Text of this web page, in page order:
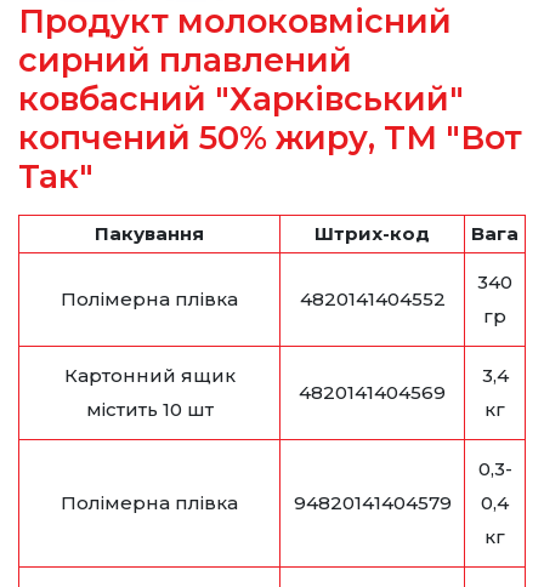
Продукт молоковмісний
сирний плавлений
ковбасний "Харківський"
копчений 50% жиру, ТМ "Вот
Так"
Пакування Штрих-код Вага
Полімерна плівка 4820141404552
340
гр
Картонний ящик
містить 10 шт
4820141404569
3,4
кг
Полімерна плівка 94820141404579
0,3-
0,4
кг